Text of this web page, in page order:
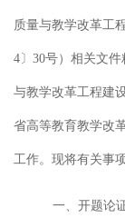
质量与教学改革工
4〕 30号）相关文件
与教学改革工程建
省高等教育教学改
工作。现将有关事
一、开题论